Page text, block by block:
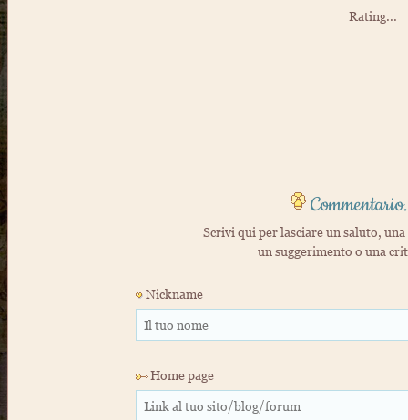
Rating...
Scrivi qui per lasciare un saluto,
un suggerimento o una
Nickname
Home page